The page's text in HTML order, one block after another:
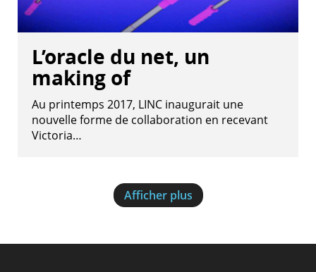
L’oracle du net, un
making of
Au printemps 2017, LINC inaugurait une
nouvelle forme de collaboration en recevant
Victoria…
Afficher plus